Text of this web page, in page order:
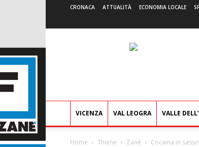
CRONACA ATTUALITÀ ECONOMIA LOCALE
VICENZA VAL LEOGRA VALLE
Home Thiene Zanè Cocaina in